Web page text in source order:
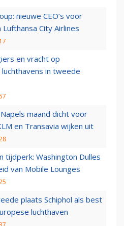
nieuwe CEO’s voor
City Airlines
en vracht op
in tweede
maand dicht voor
en Transavia wijken uit
tijdperk: Washington Dulles
van Mobile Lounges
plaats Schiphol als best
luchthaven